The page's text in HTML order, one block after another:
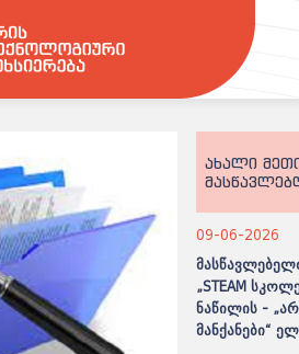
ახალი
09-06-2026
„STEAM
ნაწილის - „
მანქანები“